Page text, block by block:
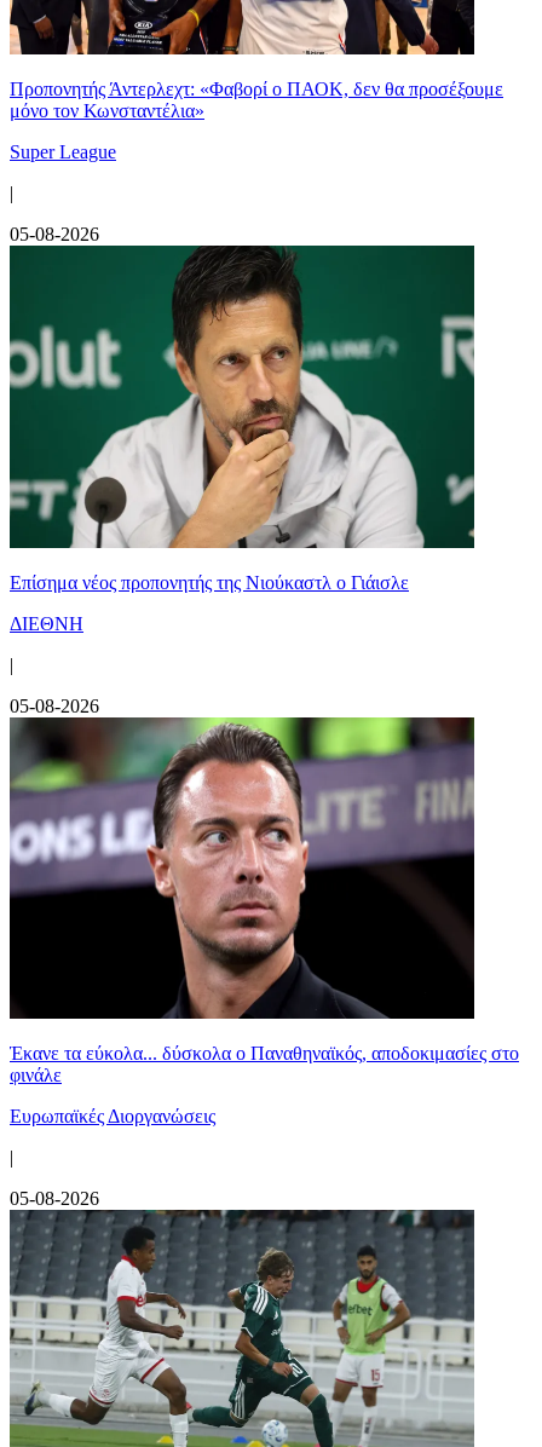
Προπονητής Άντερλεχτ: «Φαβορί ο ΠΑΟΚ, δεν θα προσέξουμε
μόνο τον Κωνσταντέλια»
Super League
|
05-08-2026
Επίσημα νέος προπονητής της Νιούκαστλ ο Γιάισλε
ΔΙΕΘΝΗ
|
05-08-2026
Έκανε τα εύκολα... δύσκολα ο Παναθηναϊκός, αποδοκιμασίες στο
φινάλε
Ευρωπαϊκές Διοργανώσεις
|
05-08-2026